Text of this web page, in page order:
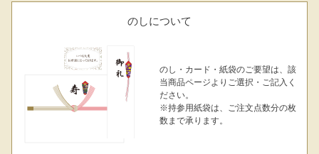
シーン別特集
お中元ハムギフ
のしについて
のし・カード・紙袋のご要望は、該
当商品ページよりご選択・ご記入く
ださい。
※持参用紙袋は、ご注文点数分の枚
数まで承ります。